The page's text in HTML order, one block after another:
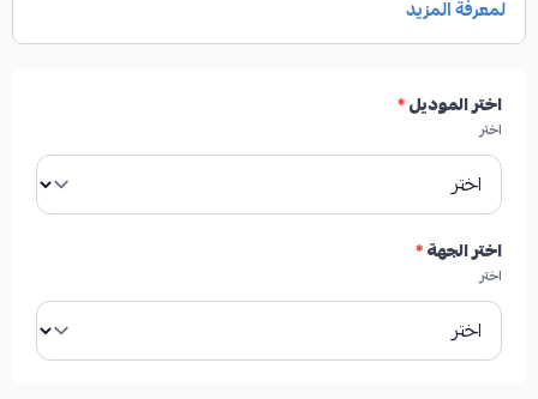
✓إنتاج رماد أقل وتقليل ملحوظ لأصوات الصفير.
الأعطال الناتجة عن تلف فحمات الفرامل:
اختر الموديل*
اختر
اختر الجهة*
اختر